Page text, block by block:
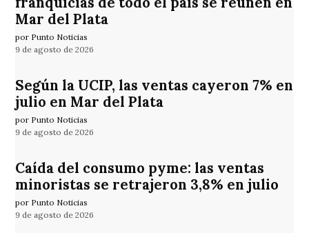
Mar del Plata
por Punto Noticias
9 de agosto de 2026
Según la UCIP, las ventas cayeron 7% en
julio en Mar del Plata
por Punto Noticias
9 de agosto de 2026
Caída del consumo pyme: las ventas
minoristas se retrajeron 3,8% en julio
por Punto Noticias
9 de agosto de 2026